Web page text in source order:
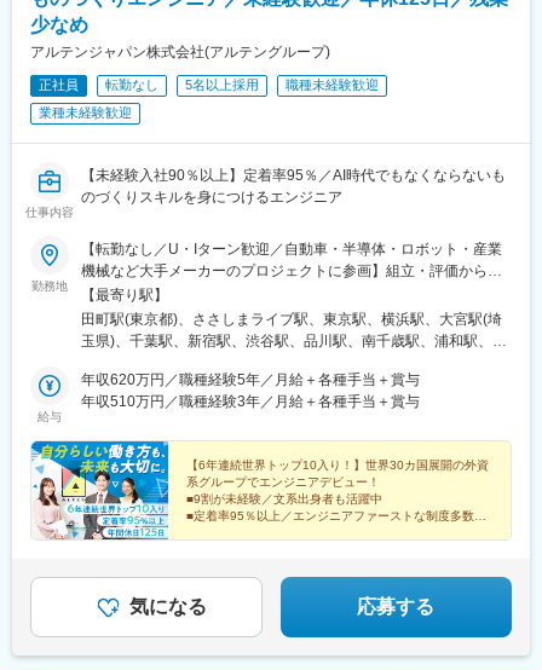
駅、下館駅、水海道駅、下妻駅、高崎駅、小山駅、神泉駅、二重
橋前駅、西早稲田駅、汐留駅、北品川駅、とうきょうスカイツリ
ー駅、岩本町駅、代々木八幡駅、京成上野駅、蓮沼駅、井の頭公
園駅、虎ノ門駅、新高島平駅、東京国際クルーズターミナル駅、
本川越駅、朝霞台駅、平沼橋駅、新丸子駅、石上駅、向ケ丘遊園
駅、海老名駅(相模線)、富士見町駅(神奈川県)、武蔵溝ノ口駅、緑
沼駅、リゾートゲートウェイ・ステーション駅、市川真間駅、北
初富駅、京成稲毛駅、習志野駅、幸谷駅、奥沢駅、明治神宮前
座駅、麻布十番駅、西太子堂駅、豊島園駅(都営線)、日暮里駅(舎
人ライナー)、春日駅(東京都)、赤羽岩淵駅、立川北駅、府中競馬
正門前駅、和泉多摩川駅、小田急多摩センター駅、京王八王子
駅、牛浜駅、西浦和駅、上熊谷駅、東飯能駅、御花畑駅、玉淀
駅、東毛呂駅、京急鶴見駅、京急東神奈川駅、弘明寺駅(横浜市
営)、新川崎駅、宮崎台駅、汐入駅、富士フイルム前駅、新松田
駅、仲ノ町駅、龍ケ崎市駅、不動前駅、学習院下駅、内幸町駅、
高輪台駅、末広町駅(東京都)、稲荷町駅(東京都)、三越前駅、銀座
一丁目駅、京急蒲田駅、国会議事堂前駅、高津駅(神奈川県)、馬車
ンド・ステーション駅、国府台駅、外苑前駅、高島町駅、築地市
場駅、赤坂駅(東京都)、豊島園駅(西武線)、西日暮里駅、水道橋
駅、立川南駅、府中本町駅、多摩センター駅、東白楽駅
少なめ
アルテンジャパン株式会社(アルテングループ)
正社員 転勤なし 5名以上採用
職種未経験歓迎
業種未経験歓迎
仕事内容
【未経験入社90％以上】定着率95％／AI時代でもなくならないも
のづくりスキルを身につけるエンジニア
勤務地
【転勤なし／U・Iターン歓迎／自動車・半導体・ロボット・産業
機械など大手メーカーのプロジェクトに参画】組立・評価からス
タートし、将来的には設計・生産技術・プロジェクト管理などへ
ステップアップできます。※プロジェクト先は、希望を最大限考慮
の上、決定※転居を伴う無理な転勤はなし※引越し費用補助・帰省
ト先＞■北海道：千歳市■関東：埼玉県・千葉県・東京都・神奈川
県・山梨県■東海：岐阜県・静岡県・愛知県・三重県■滋賀：彦根
池郡※プロジェクト先（勤務地）は、希望を最大限考慮の上、決定
します。※勤務地一覧以外にも勤務地がございます。詳しくは面接
時にお話しさせていただきます。＜拠点＞東京本社／東京都港区
芝浦3-5-39 田町イーストウィング2F名古屋オフィス／愛知県名古
屋市中村区平池町4-60-12 グローバルゲート ウエストタワー9F
【最寄り駅】
田町駅(東京都)、ささしまライブ駅、東京駅、横浜駅、大宮駅(埼
玉県)、千葉駅、新宿駅、渋谷駅、品川駅、南千歳駅、浦和駅、県
津駅、スクリーン駅、高岡駅、西諫早駅、原水駅、三田駅(東京
都)、米野駅、日本橋駅(東京都)、新高島駅、京成千葉駅、新宿駅
駅、高宮駅(滋賀県)、名鉄名古屋駅、三越前駅、高島町駅、栄町駅
(千葉県)、新宿西口駅、高輪ゲートウェイ駅、千葉中央駅、静岡
駅、末広町駅(富山県)
給与
年収620万円／職種経験5年／月給＋各種手当＋賞与
年収510万円／職種経験3年／月給＋各種手当＋賞与
【6年連続世界トップ10入り！】世界30カ国展開の外資
系グループでエンジニアデビュー！
■9割が未経験／文系出身者も活躍中
■定着率95％以上／エンジニアファーストな制度多数
気になる 応募する